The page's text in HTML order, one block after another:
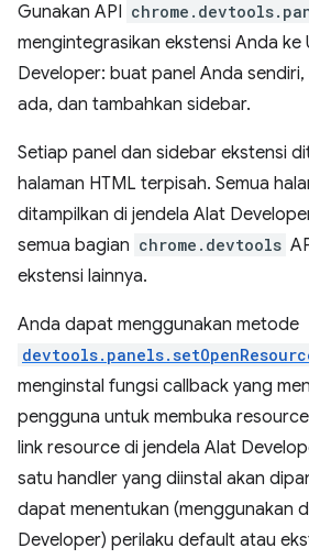
Gunakan API
mengintegrasikan ekstensi Anda ke
Developer: buat panel Anda
ada, dan tambahkan sidebar.
Setiap panel dan sidebar ekstensi
halaman HTML terpisah. Semua
ditampilkan di jendela Alat
semua bagian chrome.devtools
ekstensi lainnya.
Anda dapat menggunakan metode
menginstal fungsi callback yang
pengguna untuk membuka
link resource di jendela Alat
satu handler yang diinstal akan
dapat menentukan (menggunakan
Developer) perilaku default atau